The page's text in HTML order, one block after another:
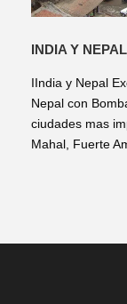
INDIA Y
IIndia y Nepal
Nepal con
ciudades mas
Mahal, Fuerte